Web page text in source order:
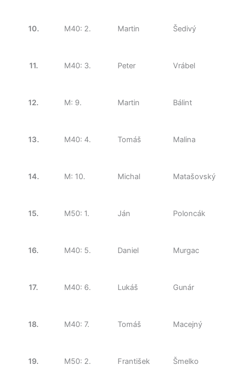
10. M40: 2. Martin Šedivý
11. M40: 3. Peter Vrábel
12. M: 9. Martin Bálint
13. M40: 4. Tomáš Malina
14. M: 10. Michal Matašovský
15. M50: 1. Ján Poloncák
16. M40: 5. Daniel Murgac
17. M40: 6. Lukáš Gunár
18. M40: 7. Tomáš Macejný
19. M50: 2. František Šmelko